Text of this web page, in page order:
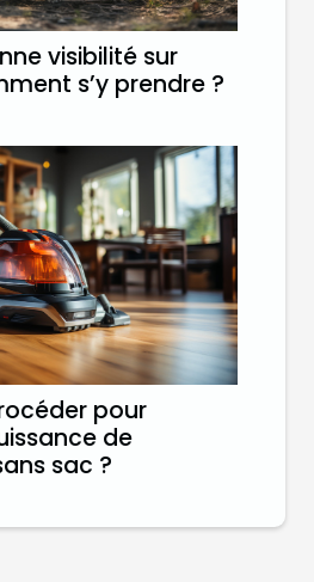
visibilité sur
s’y prendre ?
pour
de
sac ?